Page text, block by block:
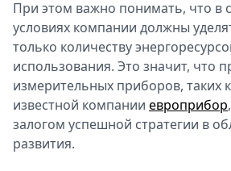
При этом важно понимать, что в
условиях компании должны
только количеству
использования. Это значит, что
измерительных приборов, таких
известной компании европрибор
залогом успешной стратегии в
развития.